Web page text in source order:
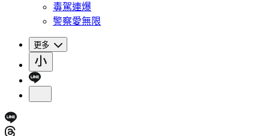
毒駕連爆
警察愛無限
更多